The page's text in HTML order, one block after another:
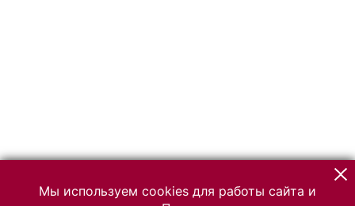
Мы используем cookies для работы сайта и